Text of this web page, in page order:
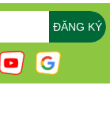
ĐĂNG KÝ